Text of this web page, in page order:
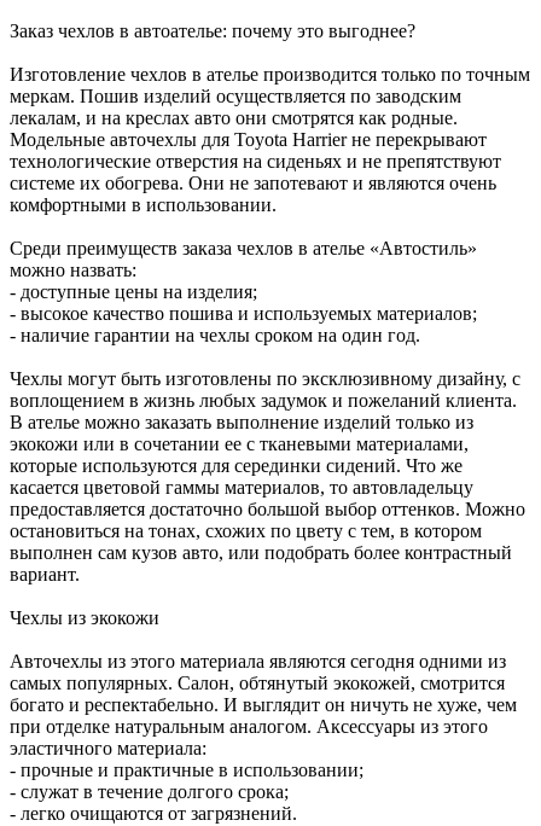
Заказ чехлов в автоателье: почему это выгоднее?
Изготовление чехлов в ателье производится только по точным
меркам. Пошив изделий осуществляется по заводским
лекалам, и на креслах авто они смотрятся как родные.
Модельные авточехлы для Toyota Harrier не перекрывают
технологические отверстия на сиденьях и не препятствуют
системе их обогрева. Они не запотевают и являются очень
комфортными в использовании.
Среди преимуществ заказа чехлов в ателье «Автостиль»
можно назвать:
- доступные цены на изделия;
- высокое качество пошива и используемых материалов;
- наличие гарантии на чехлы сроком на один год.
Чехлы могут быть изготовлены по эксклюзивному дизайну, с
воплощением в жизнь любых задумок и пожеланий клиента.
В ателье можно заказать выполнение изделий только из
экокожи или в сочетании ее с тканевыми материалами,
которые используются для серединки сидений. Что же
касается цветовой гаммы материалов, то автовладельцу
предоставляется достаточно большой выбор оттенков. Можно
остановиться на тонах, схожих по цвету с тем, в котором
выполнен сам кузов авто, или подобрать более контрастный
вариант.
Чехлы из экокожи
Авточехлы из этого материала являются сегодня одними из
самых популярных. Салон, обтянутый экокожей, смотрится
богато и респектабельно. И выглядит он ничуть не хуже, чем
при отделке натуральным аналогом. Аксессуары из этого
эластичного материала:
- прочные и практичные в использовании;
- служат в течение долгого срока;
- легко очищаются от загрязнений.